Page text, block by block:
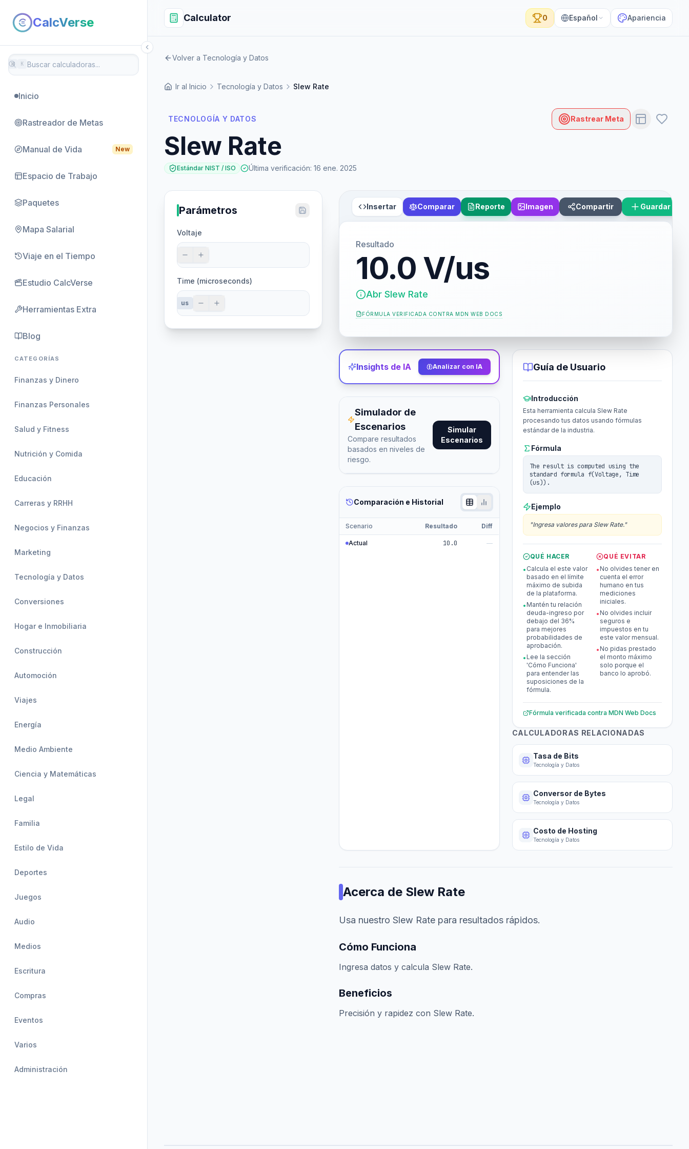
CalcVerse
⌘ K
Inicio
Rastreador de Metas
Manual de Vida New
Espacio de Trabajo
Paquetes
Mapa Salarial
Viaje en el Tiempo
Estudio CalcVerse
Herramientas Extra
Blog
CATEGORÍAS
Finanzas y Dinero
Finanzas Personales
Salud y Fitness
Nutrición y Comida
Educación
Carreras y RRHH
Negocios y Finanzas
Marketing
Tecnología y Datos
Conversiones
Hogar e Inmobiliaria
Construcción
Automoción
Viajes
Energía
Medio Ambiente
Ciencia y Matemáticas
Legal
Familia
Estilo de Vida
Deportes
Juegos
Audio
Medios
Escritura
Compras
Eventos
Varios
Administración
Calculator 0 Español Apariencia
Volver a Tecnología y Datos
Ir al Inicio Tecnología y Datos Slew Rate
TECNOLOGÍA Y DATOS Rastrear Meta
Slew Rate
Estándar NIST / ISO Última verificación: 16 ene. 2025
Parámetros
Voltaje
Time (microseconds)
us
Insertar Comparar Reporte Imagen Compartir Guardar
Resultado
10.0 V/us
Abr Slew Rate
FÓRMULA VERIFICADA CONTRA MDN WEB DOCS
Insights de IA Analizar con IA
Simulador de
Escenarios
Compare resultados
basados en niveles de
riesgo.
Simular
Escenarios
Comparación e Historial
Scenario Resultado Diff
Actual 10.0 —
Guía de Usuario
Introducción
Esta herramienta calcula Slew Rate
procesando tus datos usando fórmulas
estándar de la industria.
Fórmula
The result is computed using the
standard formula f(Voltage, Time
(us)).
Ejemplo
"Ingresa valores para Slew Rate."
QUÉ HACER
• Calcula el este valor
basado en el límite
máximo de subida
de la plataforma.
• Mantén tu relación
deuda-ingreso por
debajo del 36%
para mejores
probabilidades de
aprobación.
• Lee la sección
'Cómo Funciona'
para entender las
suposiciones de la
fórmula.
QUÉ EVITAR
• No olvides tener en
cuenta el error
humano en tus
mediciones
iniciales.
• No olvides incluir
seguros e
impuestos en tu
este valor mensual.
• No pidas prestado
el monto máximo
solo porque el
banco lo aprobó.
Fórmula verificada contra MDN Web Docs
CALCULADORAS RELACIONADAS
Tasa de Bits
Tecnología y Datos
Conversor de Bytes
Tecnología y Datos
Costo de Hosting
Tecnología y Datos
Acerca de Slew Rate
Usa nuestro Slew Rate para resultados rápidos.
Cómo Funciona
Ingresa datos y calcula Slew Rate.
Beneficios
Precisión y rapidez con Slew Rate.